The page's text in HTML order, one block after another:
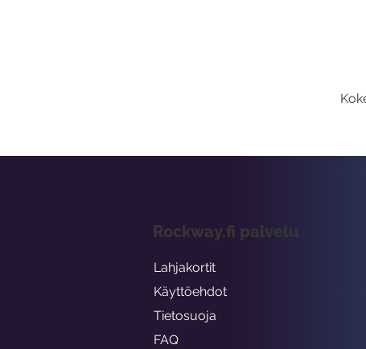
Rockway.fi palvelu
Lahjakortit
Käyttöehdot
Tietosuoja
FAQ